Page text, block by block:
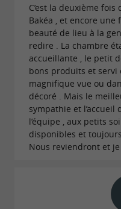
quand le temps le
sous forme de
frais, bio et locaux,
gourmandise
journée. Votre hôte
a à cœur de
l'histoire de son
cette partie du
le confort moderne,
C’est la deuxième fois
Bakéa , et encore
beauté de lieu à la
redire . La chambre
accueillante , le petit
bons produits et servi
magnifique vue ou
décoré . Mais le
sympathie et
l’équipe , aux petits
disponibles et
Nous reviendront et